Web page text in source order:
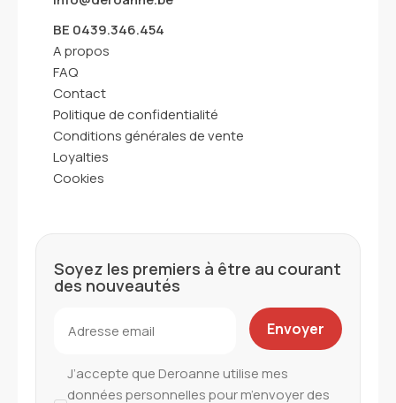
BE 0439.346.454
A propos
FAQ
Contact
Politique de confidentialité
Conditions générales de vente
Loyalties
Cookies
Soyez les premiers à être au courant
des nouveautés
J’accepte que Deroanne utilise mes
données personnelles pour m’envoyer des